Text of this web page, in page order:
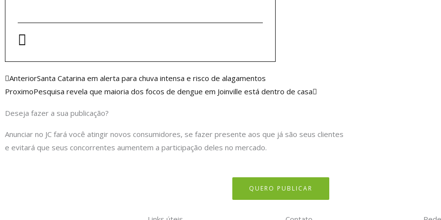
Anterior
AnteriorSanta Catarina em alerta para chuva intensa e risco de alagamentos
ProximoPesquisa revela que maioria dos focos de dengue em Joinville está dentro de casa
Deseja fazer a sua publicação?
Anunciar no JC fará você atingir novos consumidores, se fazer presente aos que já são seus clientes
e evitará que seus concorrentes aumentem a participação deles no mercado.
QUERO PUBLICAR